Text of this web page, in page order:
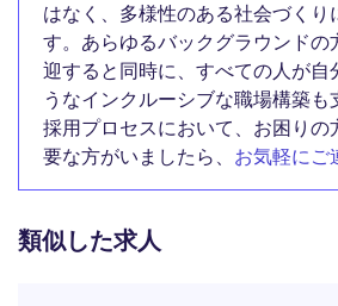
はなく、多様性のある社会づくり
す。あらゆるバックグラウンドの
迎すると同時に、すべての人が自
うなインクルーシブな職場構築も
採用プロセスにおいて、お困りの
要な方がいましたら、 お気軽にご
類似した求人